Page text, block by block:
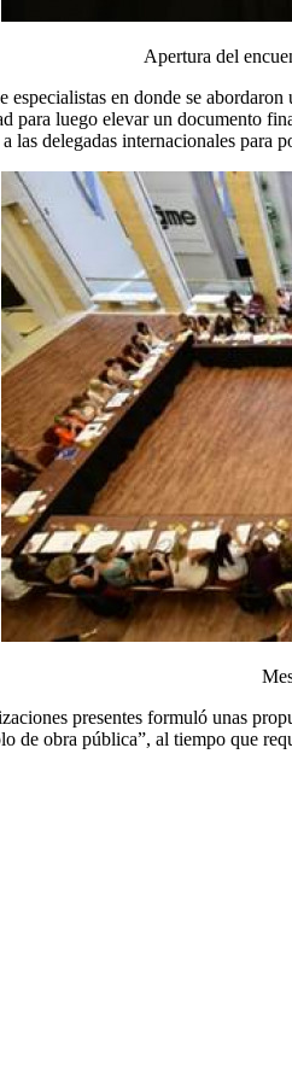
Apertura del
especialistas en donde se
para luego elevar un documento
las delegadas internacionales para
presentes formuló unas
de obra pública”, al tiempo que